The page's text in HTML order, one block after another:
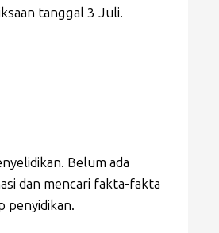
tanggal 3 Juli.
Belum ada
dan mencari fakta-fakta
penyidikan.